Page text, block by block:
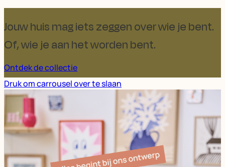
Jouw huis mag iets zeggen over wie je bent.
Of, wie je aan het worden bent.
Ontdek de collectie
Druk om carrousel over te slaan